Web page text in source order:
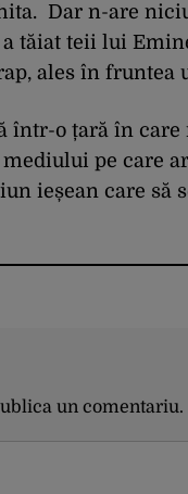
Dar n-are
tăiat teii lui
ales în fruntea
într-o țară în care
pe care
ieșean care să
un comentariu.